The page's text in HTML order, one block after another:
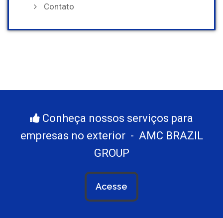
Contato
Conheça nossos serviços para
empresas no exterior - AMC BRAZIL
GROUP
Acesse